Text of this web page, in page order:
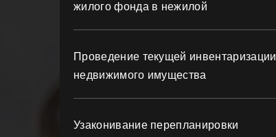
жилого фонда в нежилой
Проведение текущей инвентаризации
недвижимого имущества
Узаконивание перепланировки